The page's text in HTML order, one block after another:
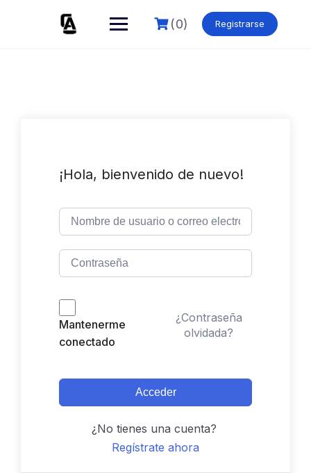
(0) Registrarse
¡Hola, bienvenido de nuevo!
Mantenerme
conectado
¿Contraseña
olvidada?
Acceder
¿No tienes una cuenta?
Regístrate ahora